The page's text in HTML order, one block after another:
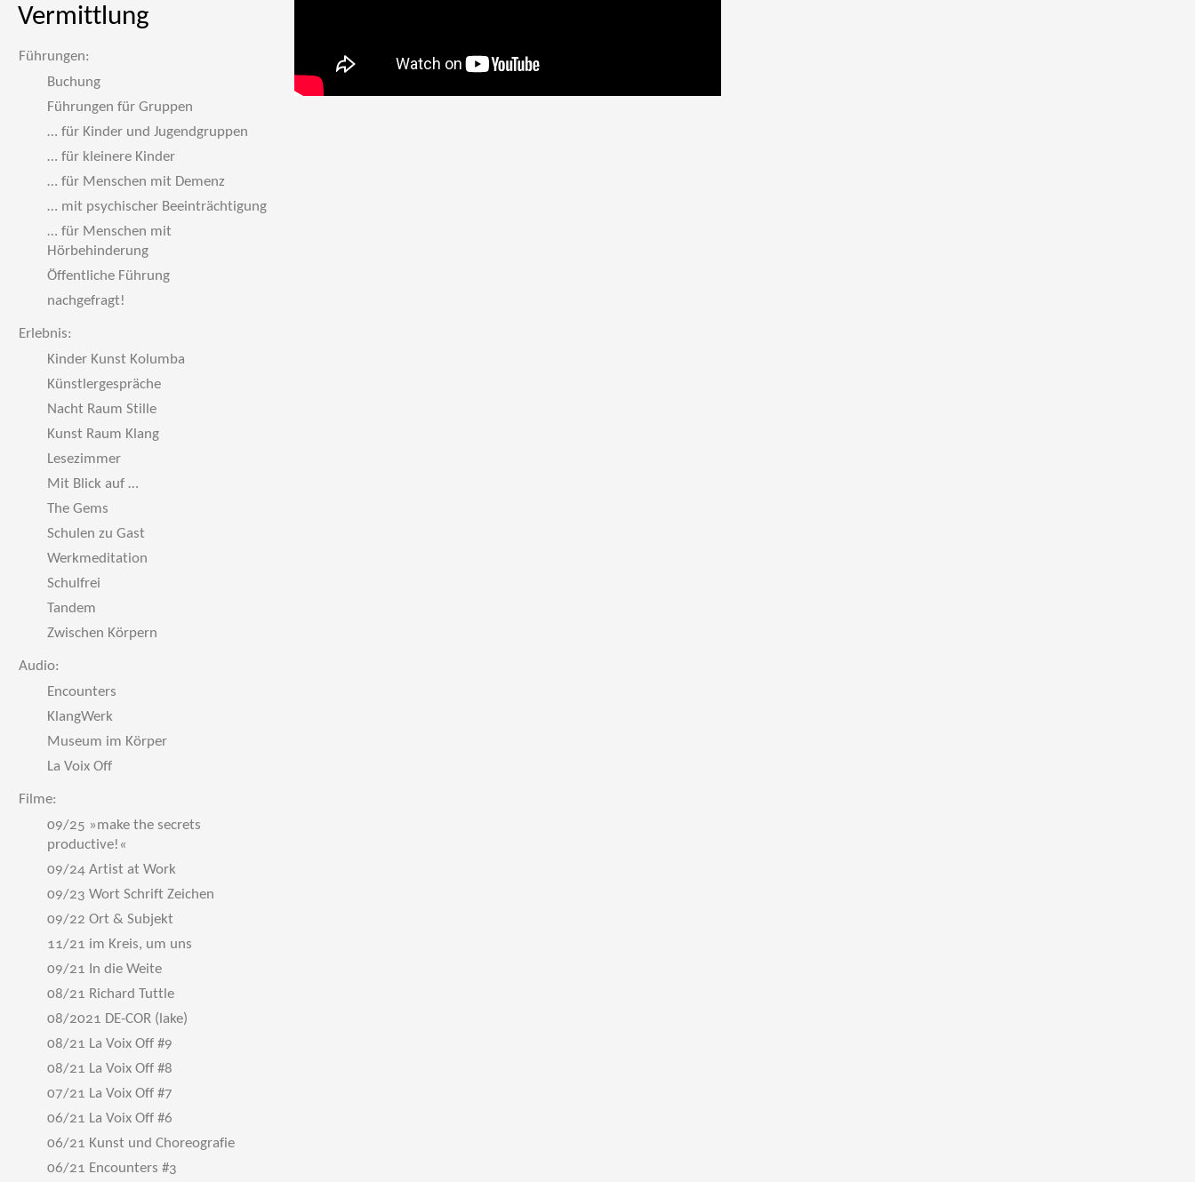
Vermittlung
Führungen:
Buchung
Führungen für Gruppen
… für Kinder und Jugendgruppen
… für kleinere Kinder
… für Menschen mit Demenz
… mit psychischer Beeinträchtigung
… für Menschen mit
Hörbehinderung
Öffentliche Führung
nachgefragt!
Erlebnis:
Kinder Kunst Kolumba
Künstlergespräche
Nacht Raum Stille
Kunst Raum Klang
Lesezimmer
Mit Blick auf …
The Gems
Schulen zu Gast
Werkmeditation
Schulfrei
Tandem
Zwischen Körpern
Audio:
Encounters
KlangWerk
Museum im Körper
La Voix Off
Filme:
09/25 »make the secrets
productive!«
09/24 Artist at Work
09/23 Wort Schrift Zeichen
09/22 Ort & Subjekt
11/21 im Kreis, um uns
09/21 In die Weite
08/21 Richard Tuttle
08/2021 DE-COR (lake)
08/21 La Voix Off #9
08/21 La Voix Off #8
07/21 La Voix Off #7
06/21 La Voix Off #6
06/21 Kunst und Choreografie
06/21 Encounters #3